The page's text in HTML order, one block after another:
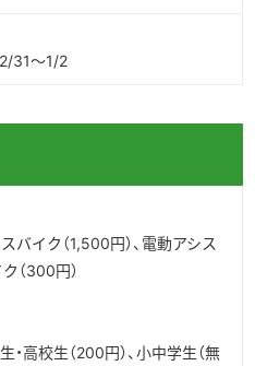
31～1/2
バイク（1,500円）、電動アシス
（300円）
・高校生（200円）、小中学生（無